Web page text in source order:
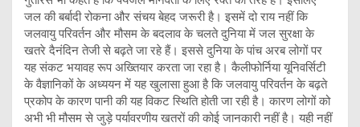
जल की बर्बादी रोकना और संचय बेहद जरूरी है। इसमें दो राय नहीं कि
जलवायु परिवर्तन और मौसम के बदलाव के चलते दुनिया में जल सुरक्षा के
खतरे दैनंदिन तेजी से बढ़ते जा रहे हैं। इससे दुनिया के पांच अरब लोगों पर
यह संकट भयावह रूप अख्तियार करता जा रहा है। कैलीफोर्निया यूनिवर्सिटी
के वैज्ञानिकों के अध्ययन में यह खुलासा हुआ है कि जलवायु परिवर्तन के बढ़ते
प्रकोप के कारण पानी की यह विकट स्थिति होती जा रही है। कारण लोगों को
अभी भी मौसम से जुड़े पर्यावरणीय खतरों की कोई जानकारी नहीं है। यही नहीं